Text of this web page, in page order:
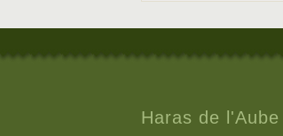
Haras de l'Aube